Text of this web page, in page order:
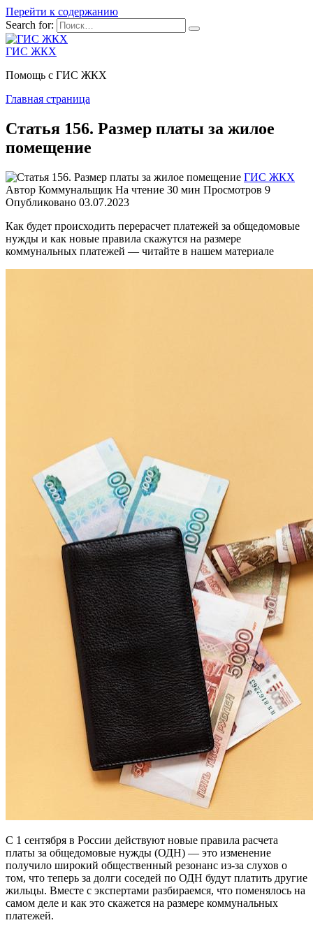
Перейти к содержанию
Search for:
ГИС ЖКХ
Помощь с ГИС ЖКХ
Главная страница
Статья 156. Размер платы за жилое
помещение
ГИС ЖКХ
Автор Коммунальщик На чтение 30 мин Просмотров 9
Опубликовано 03.07.2023
Как будет происходить перерасчет платежей за общедомовые
нужды и как новые правила скажутся на размере
коммунальных платежей — читайте в нашем материале
С 1 сентября в России действуют новые правила расчета
платы за общедомовые нужды (ОДН) — это изменение
получило широкий общественный резонанс из-за слухов о
том, что теперь за долги соседей по ОДН будут платить другие
жильцы. Вместе с экспертами разбираемся, что поменялось на
самом деле и как это скажется на размере коммунальных
платежей.